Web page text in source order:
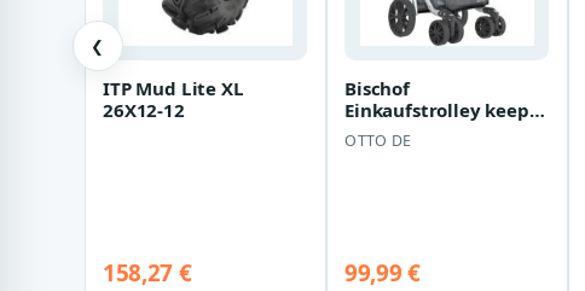
❮
ITP Mud Lite XL
26X12-12
158,27 €
Bischof
Einkaufstrolley keep
cold, 44 l,
wasserdichte Tasche
OTTO DE
99,99 €